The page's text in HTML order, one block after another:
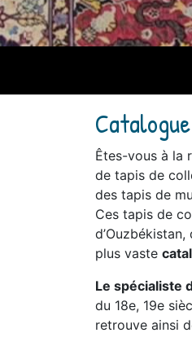
Êtes-vous à la
de tapis de
des tapis de
Ces tapis de
plus vaste
Le spécialiste
du 18e, 19e
retrouve ainsi